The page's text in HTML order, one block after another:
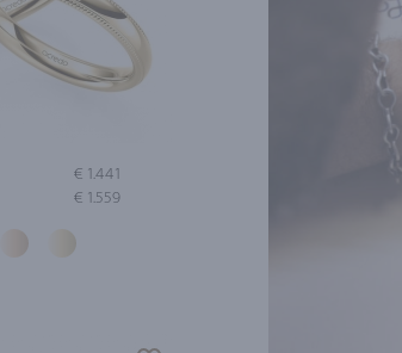
€ 1.441
€ 1.559